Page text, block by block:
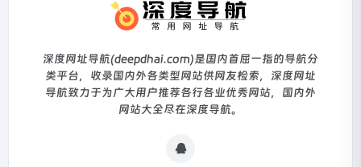
深度网址导航(deepdhai.com)是国内首屈一指的导航分
类平台，收录国内外各类型网站供网友检索，深度网址
导航致力于为广大用户推荐各行各业优秀网站，国内外
网站大全尽在深度导航。